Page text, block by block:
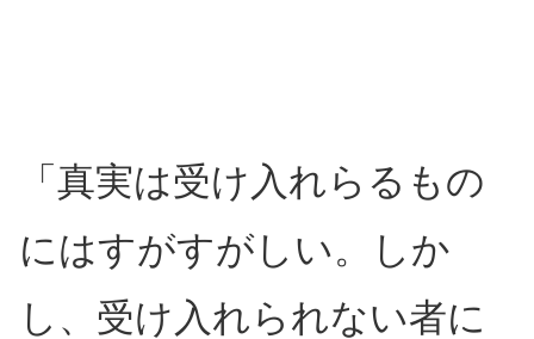
「真実は受け入れらるもの
にはすがすがしい。しか
し、受け入れられない者に